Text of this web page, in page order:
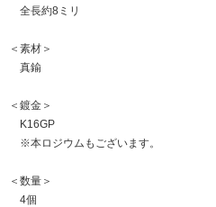
全長約8ミリ
＜素材＞
真鍮
＜鍍金＞
K16GP
※本ロジウムもございます。
＜数量＞
4個